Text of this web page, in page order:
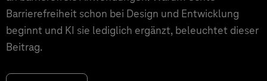
Barrierefreiheit schon bei Design und Entwicklung
beginnt und KI sie lediglich ergänzt, beleuchtet dieser
Beitrag.